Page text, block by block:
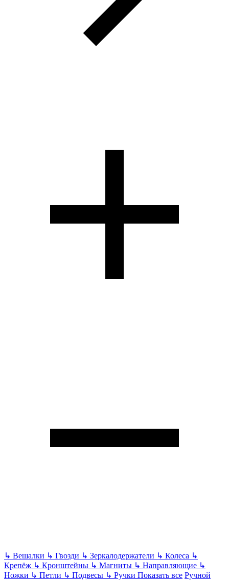
↳ Вешалки ↳ Гвозди ↳ Зеркалодержатели ↳ Колеса ↳
Крепёж ↳ Кронштейны ↳ Магниты ↳ Направляющие ↳
Ножки ↳ Петли ↳ Подвесы ↳ Ручки Показать все Ручной